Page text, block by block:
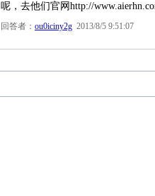
呢，去他们官网http://
回答者： ou0iciny2g 2013/8/5 9:51:07